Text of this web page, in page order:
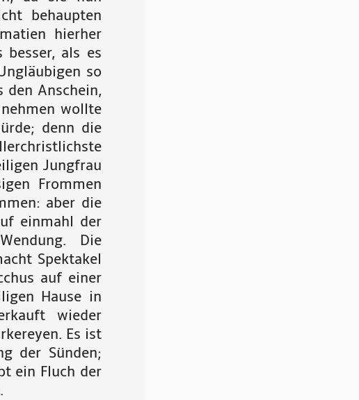
behaupten
hierher
als es
so
den Anschein,
wollte
denn die
Jungfrau
Frommen
aber die
einmahl der
Die
Spektakel
auf einer
Hause in
wieder
Es ist
der Sünden;
ein Fluch der